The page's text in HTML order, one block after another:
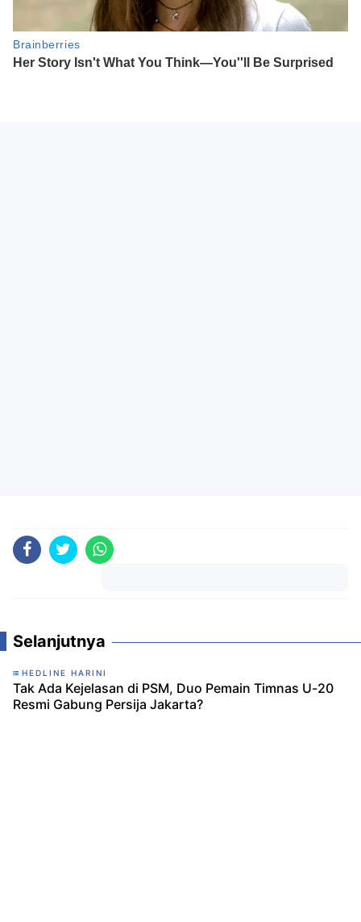
Selanjutnya
HEDLINE HARINI
Tak Ada Kejelasan di PSM, Duo Pemain Timnas U-20
Resmi Gabung Persija Jakarta?